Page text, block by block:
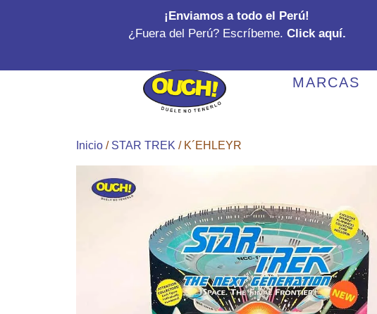
¡Enviamos a todo el Perú!
¿Fuera del Perú? Escríbeme. Click aquí.
MARCAS
Inicio / STAR TREK / K´EHLEYR